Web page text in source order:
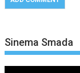
Sinema Smada